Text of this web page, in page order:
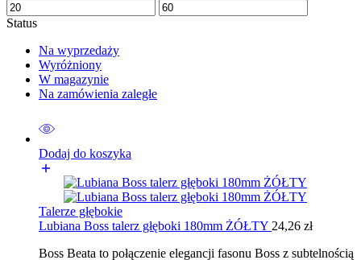
Status
Na wyprzedaży
Wyróżniony
W magazynie
Na zamówienia zaległe
Dodaj do koszyka
Talerze głębokie
Lubiana Boss talerz głęboki 180mm ŻÓŁTY 24,26 zł
Boss Beata to połączenie elegancji fasonu Boss z subtelnością